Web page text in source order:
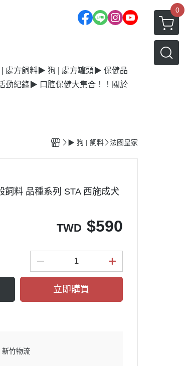
0
處方飼料 ▶ 狗 | 處方罐頭 ▶ 保健品
動紀錄 ▶ 口腔保健大集合！！ 關於
▶ 狗 | 飼料 法國皇家
飼料 品種系列 STA 西施成犬
TWD $590
立即購買
新竹物流